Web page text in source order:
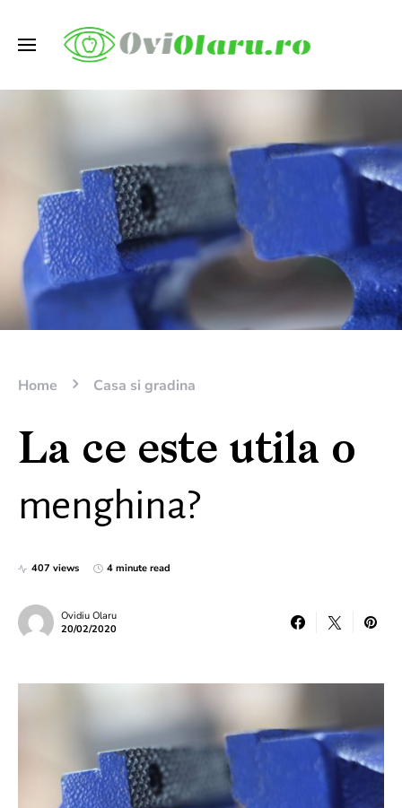
Home Casa si gradina
La ce este utila o
menghina?
407 views 4 minute read
Ovidiu Olaru
20/02/2020